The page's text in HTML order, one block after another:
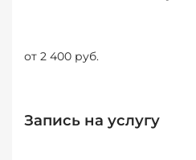
от 2 400 руб.
Запись на услугу